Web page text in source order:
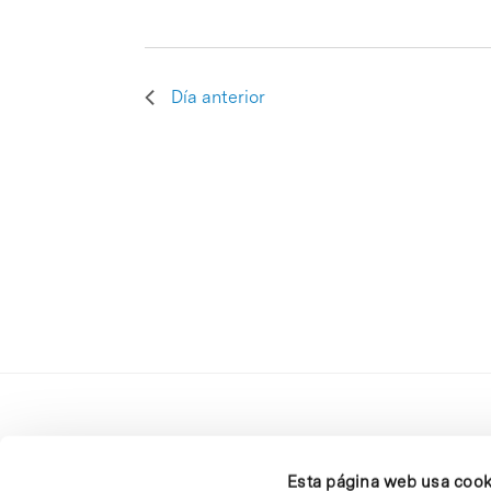
Esta página web usa
Día anterior